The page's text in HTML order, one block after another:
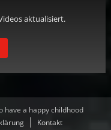
aktualisiert.
a happy childhood
Kontakt